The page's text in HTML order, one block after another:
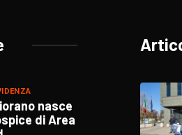
nasce
di Area